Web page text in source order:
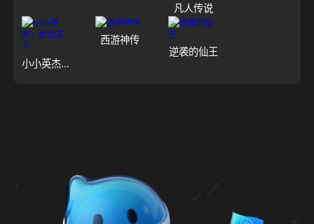
凡人传说
小小英杰：合战天下
西游神传
逆袭的仙王